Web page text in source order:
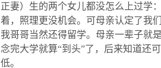
正妻）生的两个女儿都没怎么上过学
着，照理更没机会。可母亲认定了我
我哥哥当然还得留学。母亲一辈子就
念完大学就算“到头”了，后来知道还
低。